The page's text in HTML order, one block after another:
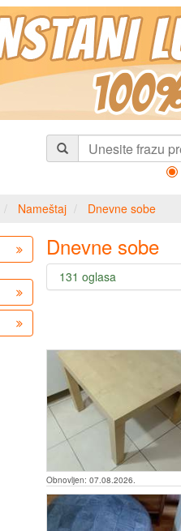
Nameštaj Dnevne sobe
Dnevne sobe
131 oglasa
Obnovljen: 07.08.2026.